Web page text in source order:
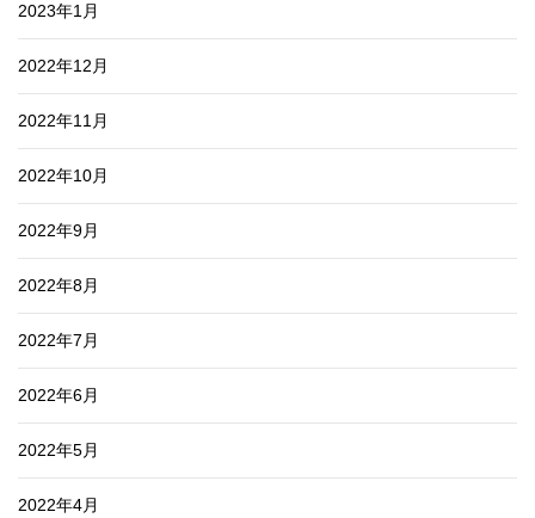
2023年1月
2022年12月
2022年11月
2022年10月
2022年9月
2022年8月
2022年7月
2022年6月
2022年5月
2022年4月